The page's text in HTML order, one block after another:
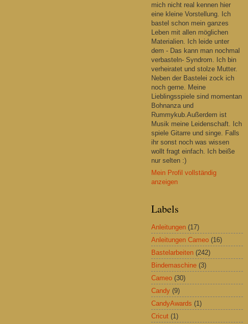
mich nicht real kennen hier
eine kleine Vorstellung. Ich
bastel schon mein ganzes
Leben mit allen möglichen
Materialien. Ich leide unter
dem - Das kann man nochmal
verbasteln- Syndrom. Ich bin
verheiratet und stolze Mutter.
Neben der Bastelei zock ich
noch gerne. Meine
Lieblingsspiele sind momentan
Bohnanza und
Rummykub.Außerdem ist
Musik meine Leidenschaft. Ich
spiele Gitarre und singe. Falls
ihr sonst noch was wissen
wollt fragt einfach. Ich beiße
nur selten :)
Mein Profil vollständig
anzeigen
Labels
Anleitungen (17)
Anleitungen Cameo (16)
Bastelarbeiten (242)
Bindemaschine (3)
Cameo (30)
Candy (9)
CandyAwards (1)
Cricut (1)